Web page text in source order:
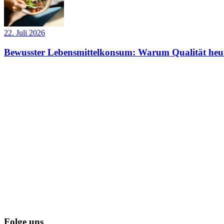
22. Juli 2026
Bewusster Lebensmittelkonsum: Warum Qualität